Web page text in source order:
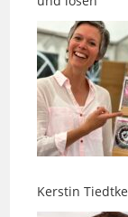
Kerstin